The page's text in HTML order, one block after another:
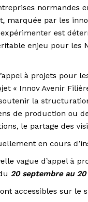
normandes
marquée par les
est
enjeu pour les
à projets pour
« Innov Avenir
la
de production ou
le partage des
en cours
vague d’appel à
20 septembre au
accessibles sur le